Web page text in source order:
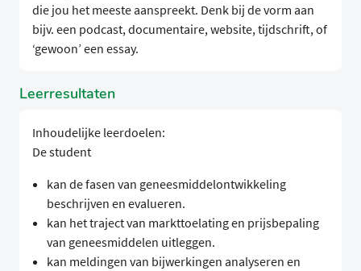
die jou het meeste aanspreekt. Denk bij de vorm aan
bijv. een podcast, documentaire, website, tijdschrift, of
‘gewoon’ een essay.
Leerresultaten
Inhoudelijke leerdoelen:
De student
kan de fasen van geneesmiddelontwikkeling
beschrijven en evalueren.
kan het traject van markttoelating en prijsbepaling
van geneesmiddelen uitleggen.
kan meldingen van bijwerkingen analyseren en